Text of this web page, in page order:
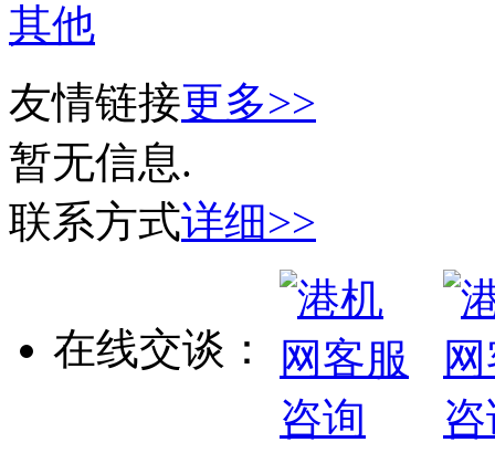
其他
友情链接更多>>
暂无信息.
联系方式详细>>
在线交谈：